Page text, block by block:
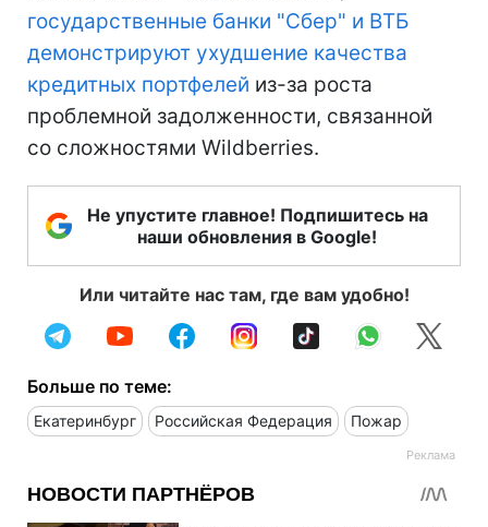
государственные банки "Сбер" и ВТБ
демонстрируют ухудшение качества
кредитных портфелей из-за роста
проблемной задолженности, связанной
со сложностями Wildberries.
Не упустите главное! Подпишитесь на
наши обновления в Google!
Или читайте нас там, где вам удобно!
Больше по теме:
Екатеринбург Российская Федерация Пожар